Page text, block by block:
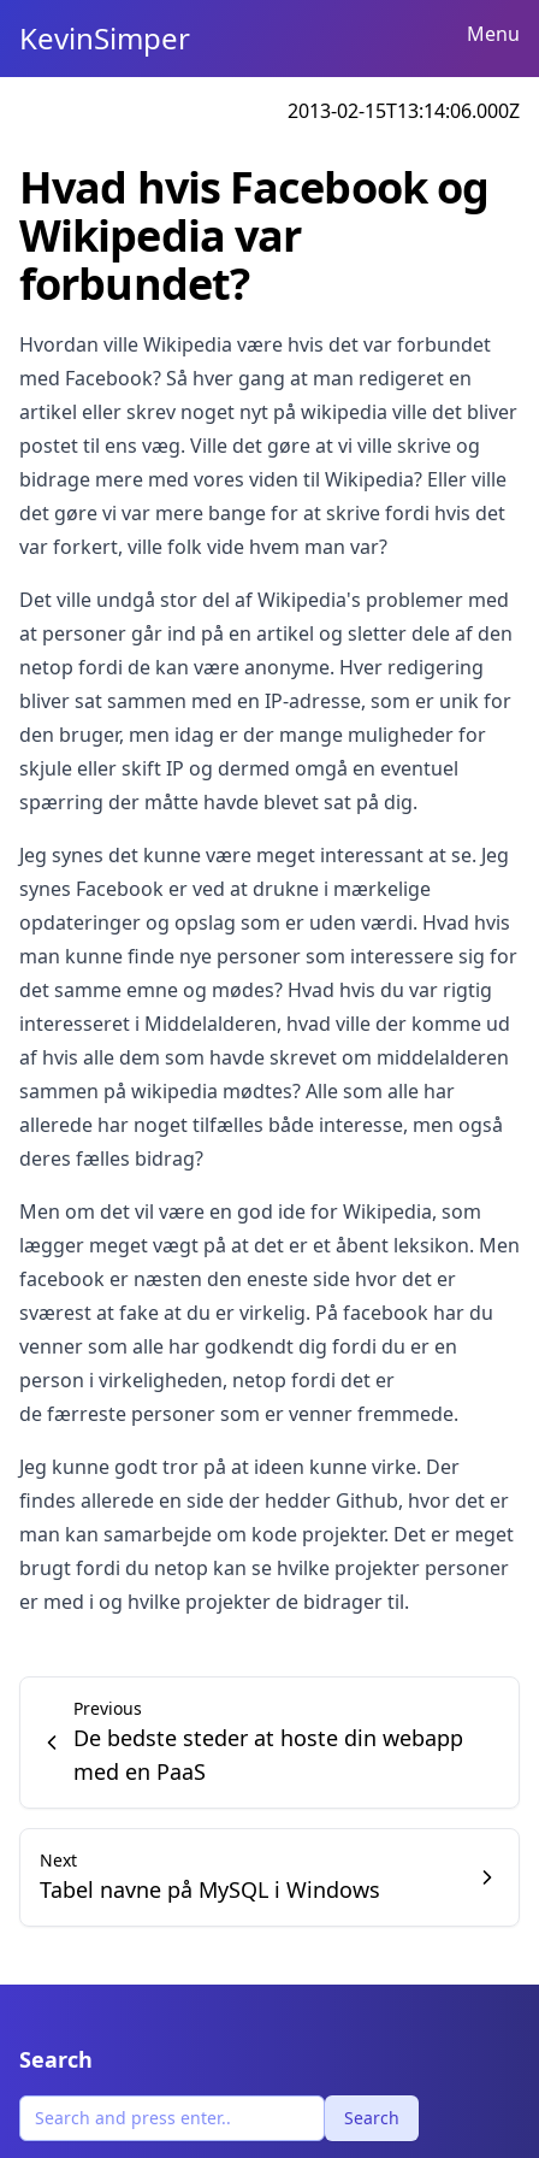
KevinSimper Menu
2013-02-15T13:14:06.000Z
Hvad hvis Facebook og
Wikipedia var
forbundet?
Hvordan ville Wikipedia være hvis det var forbundet
med Facebook? Så hver gang at man redigeret en
artikel eller skrev noget nyt på wikipedia ville det bliver
postet til ens væg. Ville det gøre at vi ville skrive og
bidrage mere med vores viden til Wikipedia? Eller ville
det gøre vi var mere bange for at skrive fordi hvis det
var forkert, ville folk vide hvem man var?
Det ville undgå stor del af Wikipedia's problemer med
at personer går ind på en artikel og sletter dele af den
netop fordi de kan være anonyme. Hver redigering
bliver sat sammen med en IP-adresse, som er unik for
den bruger, men idag er der mange muligheder for
skjule eller skift IP og dermed omgå en eventuel
spærring der måtte havde blevet sat på dig.
Jeg synes det kunne være meget interessant at se. Jeg
synes Facebook er ved at drukne i mærkelige
opdateringer og opslag som er uden værdi. Hvad hvis
man kunne finde nye personer som interessere sig for
det samme emne og mødes? Hvad hvis du var rigtig
interesseret i Middelalderen, hvad ville der komme ud
af hvis alle dem som havde skrevet om middelalderen
sammen på wikipedia mødtes? Alle som alle har
allerede har noget tilfælles både interesse, men også
deres fælles bidrag?
Men om det vil være en god ide for Wikipedia, som
lægger meget vægt på at det er et åbent leksikon. Men
facebook er næsten den eneste side hvor det er
sværest at fake at du er virkelig. På facebook har du
venner som alle har godkendt dig fordi du er en
person i virkeligheden, netop fordi det er
de færreste personer som er venner fremmede.
Jeg kunne godt tror på at ideen kunne virke. Der
findes allerede en side der hedder Github, hvor det er
man kan samarbejde om kode projekter. Det er meget
brugt fordi du netop kan se hvilke projekter personer
er med i og hvilke projekter de bidrager til.
Previous
De bedste steder at hoste din webapp
med en PaaS
Next
Tabel navne på MySQL i Windows
Search
Search